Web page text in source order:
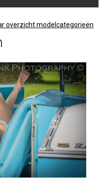
overzicht modelcategorieën